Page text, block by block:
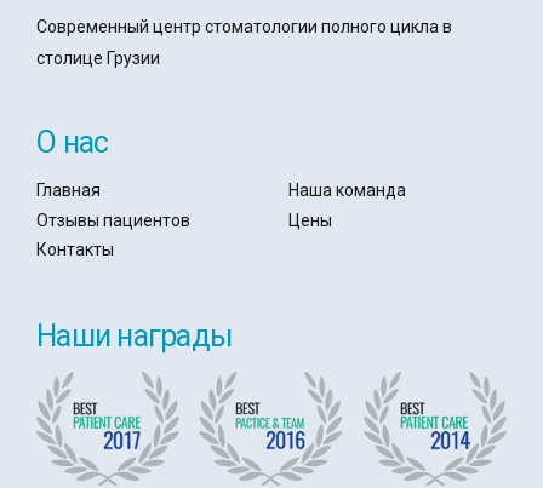
Современный центр стоматологии полного цикла в
столице Грузии
О нас
Главная
Наша команда
Отзывы пациентов
Цены
Контакты
Наши награды